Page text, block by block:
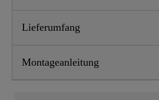
Lieferumfang
Montageanleitung